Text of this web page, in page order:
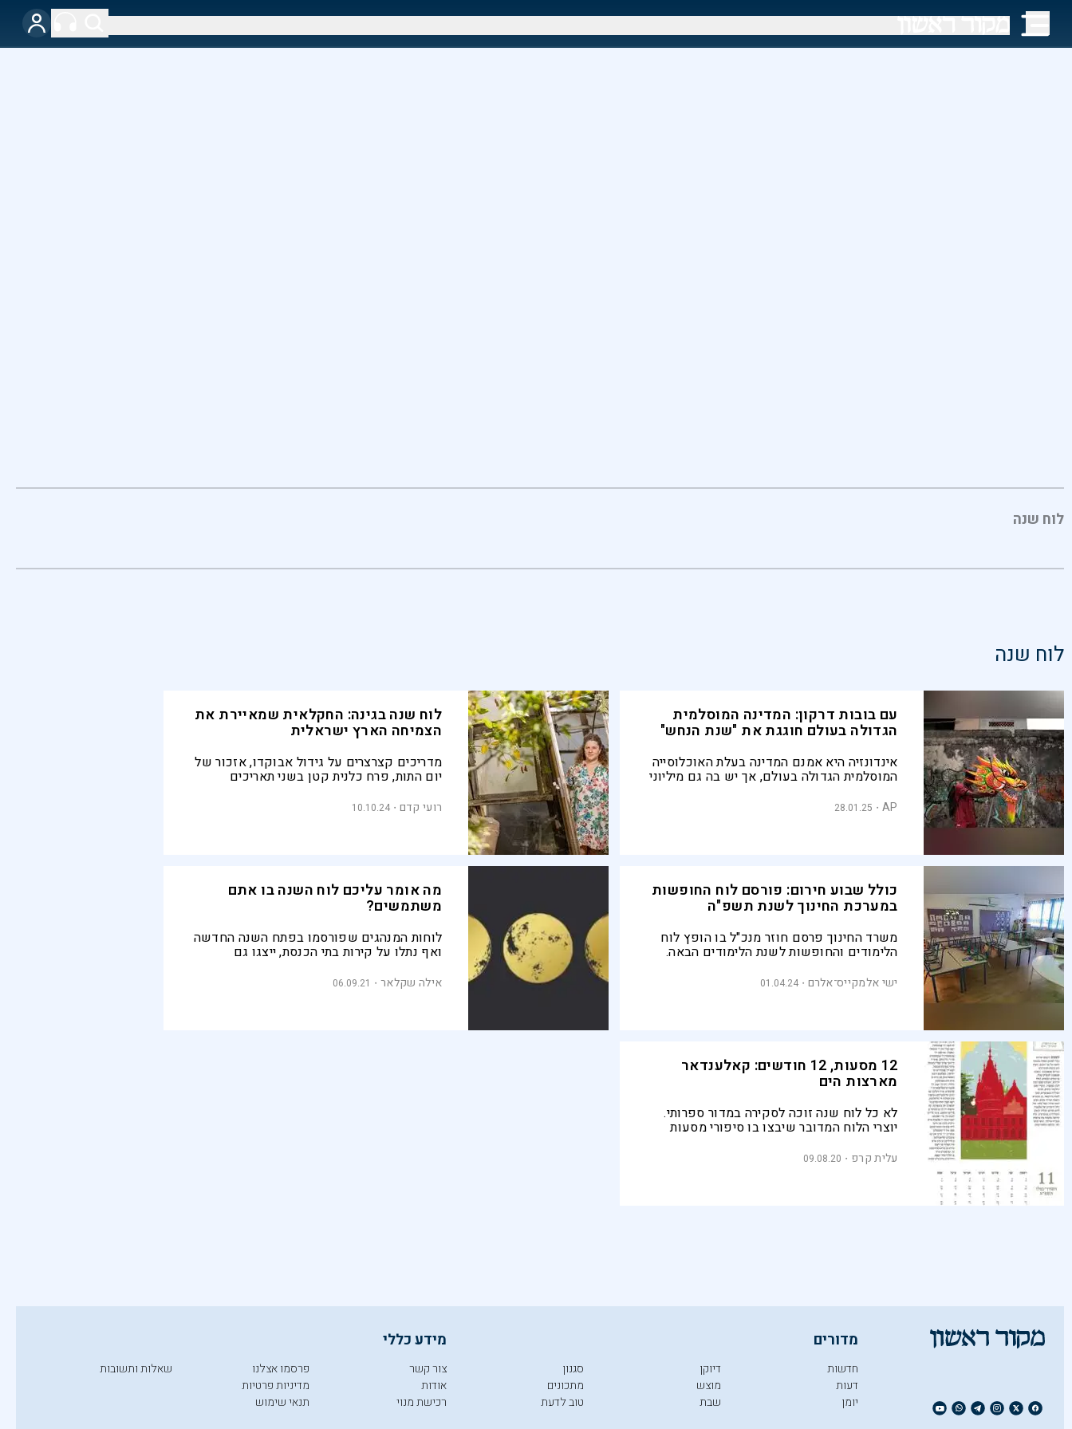
לוח שנה
לוח שנה
עם בובות דרקון: המדינה המוסלמית
הגדולה בעולם חוגגת את "שנת הנחש"
אינדונזיה היא אמנם המדינה בעלת האוכלוסייה
המוסלמית הגדולה בעולם, אך יש בה גם מיליוני
בוהור כדי לפתוח את "ראש השנה הירחי" - בדרך
AP
28.01.25
לוח שנה בגינה: החקלאית שמאיירת את
הצמיחה הארץ ישראלית
מדריכים קצרצרים על גידול אבוקדו, אזכור של
יום התות, פרח כלנית קטן בשני תאריכים
המאויר, הופכת מה שנראה כאנקדוטות לפירות
יפהפיים שינבטו בדיוק ביום ובשבוע הנכונים
ללמד אותנו על נחמה
רועי קדם 10.10.24
כולל שבוע חירום: פורסם לוח החופשות
במערכת החינוך לשנת תשפ"ה
משרד החינוך פרסם חוזר מנכ"ל בו הופץ לוח
הלימודים והחופשות לשנת הלימודים הבאה.
התגוננות ארצי במוסדות החינוך
ישי אלמקייס־אלרם 01.04.24
מה אומר עליכם לוח השנה בו אתם
משתמשים?
לוחות המנהגים שפורסמו בפתח השנה החדשה
ואף נתלו על קירות בתי הכנסת, ייצגו גם
בולטת לכך היא התחרות ההיסטורית בין הלוח
הוותיק של מוסדות עץ חיים, ללוח הציוני־דתי
אילה שקלאר 06.09.21
12 מסעות, 12 חודשים: קאלענדאר
מארצות הים
לא כל לוח שנה זוכה לסקירה במדור ספרותי.
יוצרי הלוח המדובר שיבצו בו סיפורי מסעות
מרתק על כותביהם, כולל ראיון קצר עם העורך
עלית קרפ 09.08.20
מדורים
חדשות
דעות
יומן
דיוקן
מוצש
שבת
סגנון
מתכונים
טוב לדעת
מידע כללי
צור קשר
אודות
רכישת מנוי
פרסמו אצלנו
מדיניות פרטיות
תנאי שימוש
שאלות ותשובות